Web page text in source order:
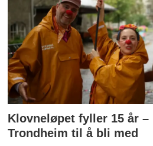
Klovneløpet fyller 15 år
Trondheim til å bli med